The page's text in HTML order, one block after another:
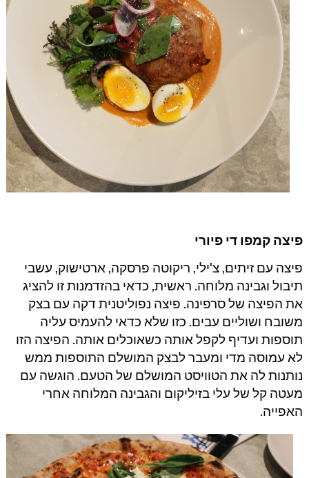
פיצה קמפו די פיורי
פיצה עם זיתים, צ'ילי, ריקוטה פרסקה, ארטישוק, עשבי
תיבול וגבינה מלוחה. ראשית, כדאי בהזדמנות זו להציג
את הפיצה של סרפינה. פיצה נפוליטנית דקה עם בצק
משובח ושוליים עבים. כזו שלא כדאי להעמיס עליה
תוספות ועדיף לקפל אותה כשאוכלים אותה. הפיצה הזו
לא עמוסה מדי ומעבר לבצק המושלם התוספות ממש
נותנות לה את הטוויסט המושלם של הטעם. הוגשה עם
מעטה קל של עלי בזיליקום והגבינה המלוחה אחרי
האפייה.